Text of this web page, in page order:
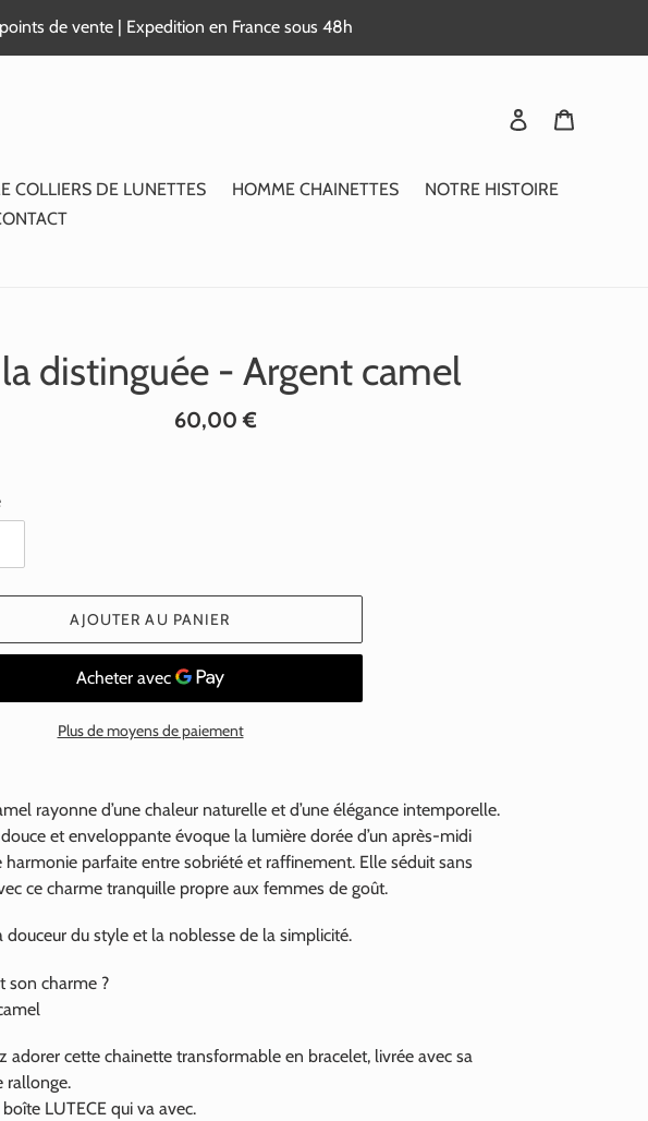
de vente | Expedition en France sous 48h
Se connecter
COLLIERS DE LUNETTES HOMME CHAINETTES
NOTRE HISTOIRE
distinguée - Argent camel
Prix
60,00 €
AJOUTER AU PANIER
Plus de moyens de paiement
rayonne d’une chaleur naturelle et d’une élégance intemporelle.
et enveloppante évoque la lumière dorée d’un après-midi
harmonie parfaite entre sobriété et raffinement. Elle séduit sans
ce charme tranquille propre aux femmes de goût.
douceur du style et la noblesse de la simplicité.
son charme ?
adorer cette chainette transformable en bracelet, livrée avec sa
rallonge.
LUTECE qui va avec.